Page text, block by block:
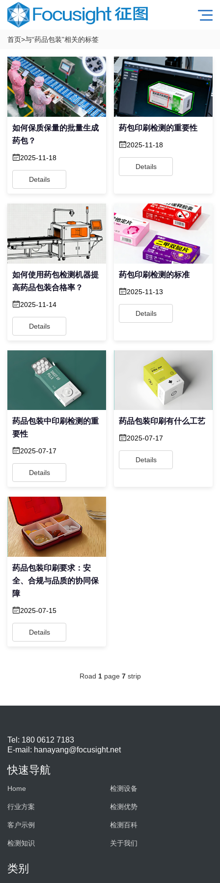
首页>与“药品包装”相关的标签
如何保质保量的批量生成
药包？
2025-11-18
Details
药包印刷检测的重要性
2025-11-18
Details
如何使用药包检测机器提
高药品包装合格率？
2025-11-14
Details
药包印刷检测的标准
2025-11-13
Details
药品包装中印刷检测的重
要性
2025-07-17
Details
药品包装印刷有什么工艺
2025-07-17
Details
药品包装印刷要求：安
全、合规与品质的协同保
障
2025-07-15
Details
Road 1page 7strip
Tel: 180 0612 7183
E-mail: hanayang@focusight.net
快速导航
Home 检测设备
行业方案 检测优势
客户示例 检测百科
检测知识 关于我们
类别